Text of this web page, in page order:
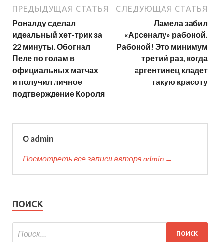
ПРЕДЫДУЩАЯ СТАТЬЯ
Роналду сделал
идеальный хет-трик за
22 минуты. Обогнал
Пеле по голам в
официальных матчах
и получил личное
подтверждение Короля
СЛЕДУЮЩАЯ СТАТЬЯ
Ламела забил
«Арсеналу» рабоной.
Рабоной! Это минимум
третий раз, когда
аргентинец кладет
такую красоту
О admin
Посмотреть все записи автора admin →
ПОИСК